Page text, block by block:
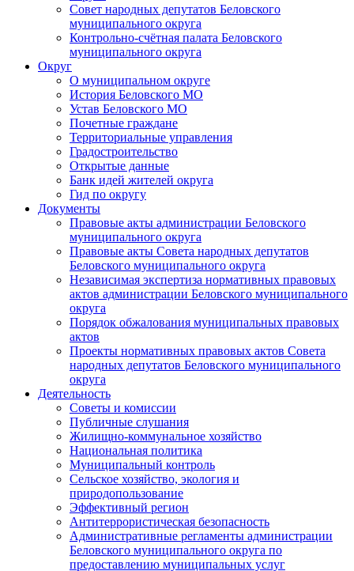
Совет народных депутатов Беловского
муниципального округа
Контрольно-счётная палата Беловского
муниципального округа
Округ
О муниципальном округе
История Беловского МО
Устав Беловского МО
Почетные граждане
Территориальные управления
Градостроительство
Открытые данные
Банк идей жителей округа
Гид по округу
Документы
Правовые акты администрации Беловского
муниципального округа
Правовые акты Совета народных депутатов
Беловского муниципального округа
Независимая экспертиза нормативных правовых
актов администрации Беловского муниципального
округа
Порядок обжалования муниципальных правовых
актов
Проекты нормативных правовых актов Совета
народных депутатов Беловского муниципального
округа
Деятельность
Советы и комиссии
Публичные слушания
Жилищно-коммунальное хозяйство
Национальная политика
Муниципальный контроль
Сельское хозяйство, экология и
природопользование
Эффективный регион
Антитеррористическая безопасность
Административные регламенты администрации
Беловского муниципального округа по
предоставлению муниципальных услуг